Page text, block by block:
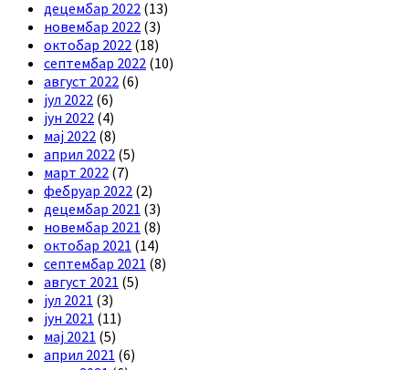
децембар 2022 (13)
новембар 2022 (3)
октобар 2022 (18)
септембар 2022 (10)
август 2022 (6)
јул 2022 (6)
јун 2022 (4)
мај 2022 (8)
април 2022 (5)
март 2022 (7)
фебруар 2022 (2)
децембар 2021 (3)
новембар 2021 (8)
октобар 2021 (14)
септембар 2021 (8)
август 2021 (5)
јул 2021 (3)
јун 2021 (11)
мај 2021 (5)
април 2021 (6)